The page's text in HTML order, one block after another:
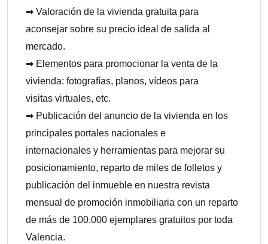
➡ Valoración de la vivienda gratuita para
aconsejar sobre su precio ideal de salida al
mercado.
➡ Elementos para promocionar la venta de la
vivienda: fotografías, planos, vídeos para
visitas virtuales, etc.
➡ Publicación del anuncio de la vivienda en los
principales portales nacionales e
internacionales y herramientas para mejorar su
posicionamiento, reparto de miles de folletos y
publicación del inmueble en nuestra revista
mensual de promoción inmobiliaria con un reparto
de más de 100.000 ejemplares gratuitos por toda
Valencia.